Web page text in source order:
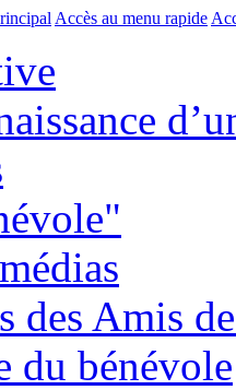
Accès au menu rapide
des Amis
du bénévole